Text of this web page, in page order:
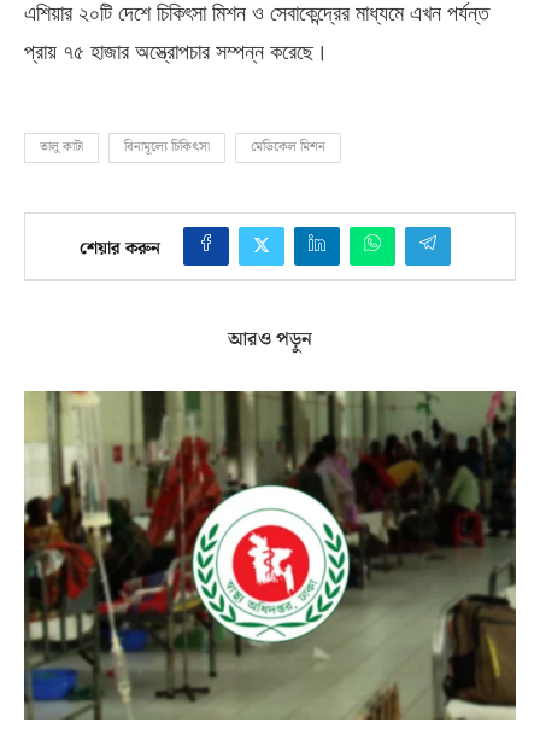
এশিয়ার ২০টি দেশে চিকিৎসা মিশন ও সেবাকেন্দ্রের মাধ্যমে এখন পর্যন্ত
প্রায় ৭৫ হাজার অস্ত্রোপচার সম্পন্ন করেছে।
তালু কাটা বিনামূল্যে চিকিৎসা মেডিকেল মিশন
শেয়ার করুন
আরও পড়ুন